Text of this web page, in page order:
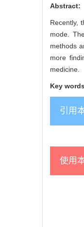
Abstract:
Recently,
mode.
methods
more
medicine.
Key
引用
使用